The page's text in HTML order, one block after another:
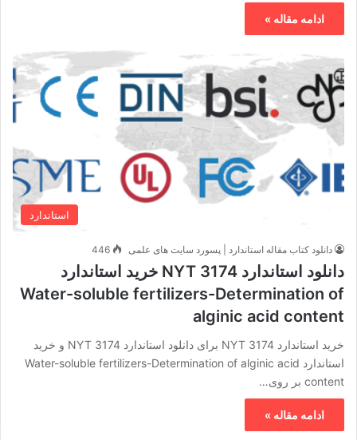
ادامه مقاله »
استاندارد
دانلود کتاب مقاله استاندارد | پسورد سایت های علمی 446
دانلود استاندارد NYT 3174 خرید استاندارد
Water-soluble fertilizers-Determination of
alginic acid content
خرید استاندارد NYT 3174 برای دانلود استاندارد NYT 3174 و خرید
استاندارد Water-soluble fertilizers-Determination of alginic acid
content بر روی…
ادامه مقاله »